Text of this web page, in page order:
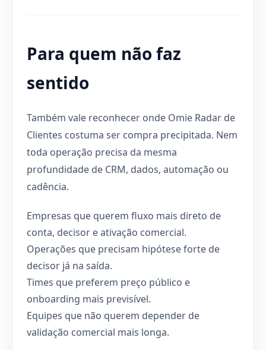
Para quem não faz
sentido
Também vale reconhecer onde Omie Radar de
Clientes costuma ser compra precipitada. Nem
toda operação precisa da mesma
profundidade de CRM, dados, automação ou
cadência.
Empresas que querem fluxo mais direto de
conta, decisor e ativação comercial.
Operações que precisam hipótese forte de
decisor já na saída.
Times que preferem preço público e
onboarding mais previsível.
Equipes que não querem depender de
validação comercial mais longa.